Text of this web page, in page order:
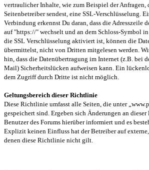
vertraulicher Inhalte, wie zum Beispiel der Anfragen,
Seitenbetreiber sendest, eine SSL-Verschlüsselung.
Verbindung erkennst Du daran, dass die Adresszeile
auf "https://" wechselt und an dem Schloss-Symbol
die SSL Verschlüsselung aktiviert ist, können die
übermittelst, nicht von Dritten mitgelesen werden.
hin, dass die Datenübertragung im Internet (z.B. bei
Mail) Sicherheitslücken aufweisen kann. Ein
dem Zugriff durch Dritte ist nicht möglich.
Geltungsbereich dieser Richtlinie
Diese Richtlinie umfasst alle Seiten, die unter
gespeichert sind. Ergeben sich Änderungen an
Benutzer des Forums hierüber informiert und es
Explizit keinen Einfluss hat der Betreiber auf
denen diese Richtlinie nicht gilt.